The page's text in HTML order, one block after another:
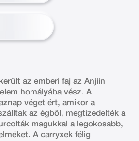
az emberi faj az Anjiin
homályába vész. A
véget ért, amikor a
az égből, megtizedelték a
magukkal a legokosabb,
A carryxek félig